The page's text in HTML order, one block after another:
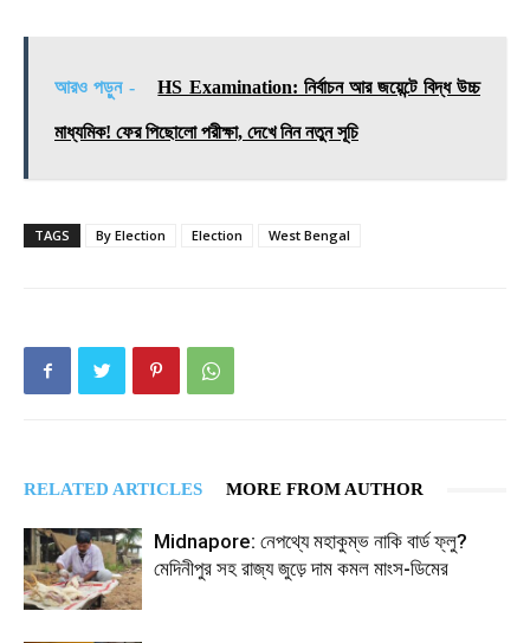
আরও পড়ুন - HS Examination: নির্বাচন আর জয়েন্টে বিদ্ধ উচ্চ
মাধ্যমিক! ফের পিছোলো পরীক্ষা, দেখে নিন নতুন সূচি
TAGS By Election Election West Bengal
RELATED ARTICLES MORE FROM AUTHOR
Midnapore: নেপথ্যে মহাকুম্ভ নাকি বার্ড ফ্লু?
মেদিনীপুর সহ রাজ্য জুড়ে দাম কমল মাংস-ডিমের